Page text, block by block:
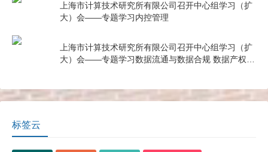
上海市计算技术研究所有限公司召开中心组学习（扩
大）会——专题学习内控管理
上海市计算技术研究所有限公司召开中心组学习（扩
大）会——专题学习数据流通与数据合规 数据产权与
标签云